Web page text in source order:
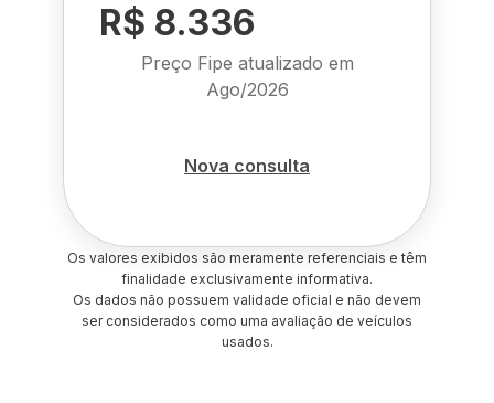
R$ 8.336
Preço Fipe atualizado em
Ago/2026
Nova consulta
Os valores exibidos são meramente referenciais e têm
finalidade exclusivamente informativa.
Os dados não possuem validade oficial e não devem
ser considerados como uma avaliação de veículos
usados.